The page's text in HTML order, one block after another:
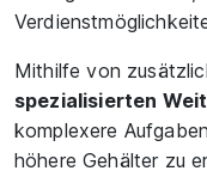
Mithilfe von
spezialisierten
komplexere
höhere Gehälter zu